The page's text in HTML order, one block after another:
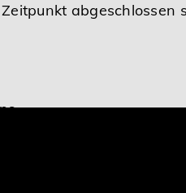
abgeschlossen